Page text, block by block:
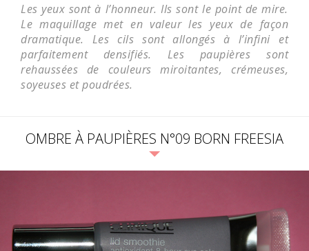
Les yeux sont à l’honneur. Ils sont le point de mire.
Le maquillage met en valeur les yeux de façon
dramatique.
Les cils sont allongés à l’infini et
parfaitement densifiés.
Les paupières sont
rehaussées de couleurs miroitantes, crémeuses,
soyeuses et poudrées.
OMBRE À PAUPIÈRES N°09 BORN FREESIA